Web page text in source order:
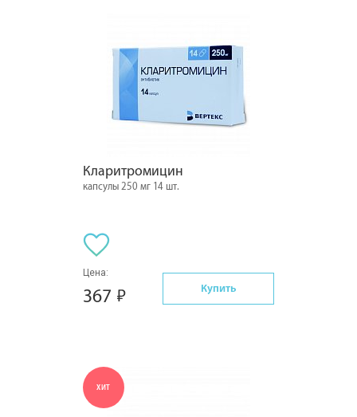
Кларитромицин
капсулы 250 мг 14 шт.
Цена:
367 Купить
ХИТ